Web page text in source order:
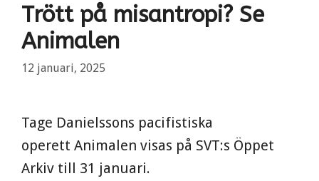
Trött på misantropi? Se
Animalen
12 januari, 2025
Tage Danielssons pacifistiska
operett Animalen visas på SVT:s Öppet
Arkiv till 31 januari.